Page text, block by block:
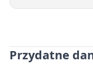
Przydatne